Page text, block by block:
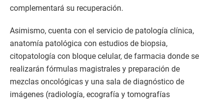
complementará su recuperación.
Asimismo, cuenta con el servicio de patología clínica,
anatomía patológica con estudios de biopsia,
citopatología con bloque celular, de farmacia donde se
realizarán fórmulas magistrales y preparación de
mezclas oncológicas y una sala de diagnóstico de
imágenes (radiología, ecografía y tomografías